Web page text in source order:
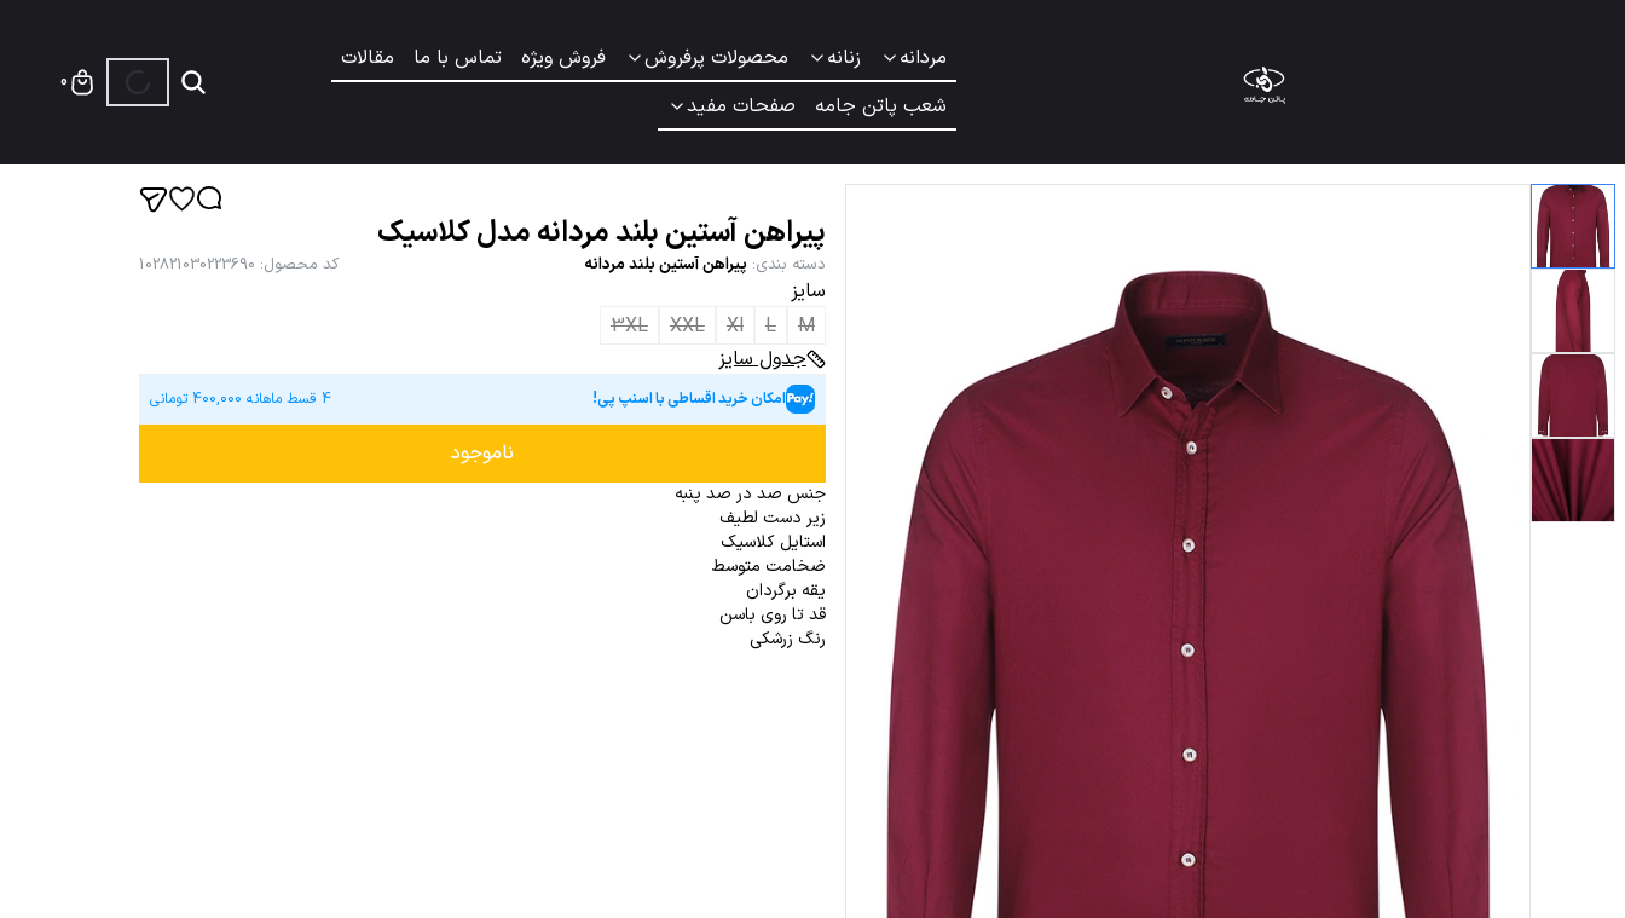
مردانه زنانه محصولات پرفروش فروش ویژه تماس با ما
مقالات
شعب پاتن جامه
صفحات مفید
0
پیراهن آستین بلند مردانه مدل کلاسیک
دسته بندی: پیراهن آستین بلند مردانه کد محصول:
102821030223690
سایز
M
L
Xl
XXL
3XL
جدول سایز
امکان خرید اقساطی با اسنپ پی! 4 قسط ماهانه 400,000 تومانی
ناموجود
جنس صد در صد پنبه
زیر دست لطیف
استایل کلاسیک
ضخامت متوسط
یقه برگردان
قد تا روی باسن
رنگ زرشکی